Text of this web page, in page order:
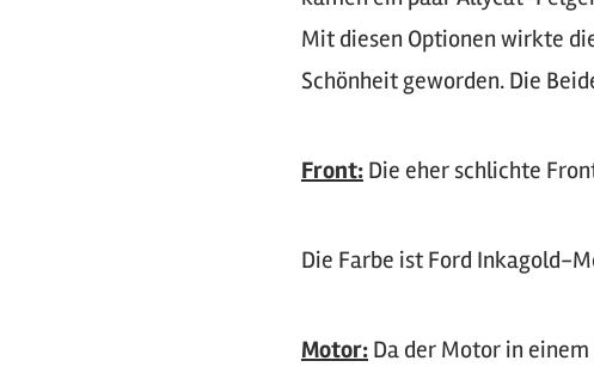
Mit diesen Optionen wirkte
Schönheit geworden. Die
Front: Die eher schlichte
Die Farbe ist Ford Inkagold-
Motor: Da der Motor in